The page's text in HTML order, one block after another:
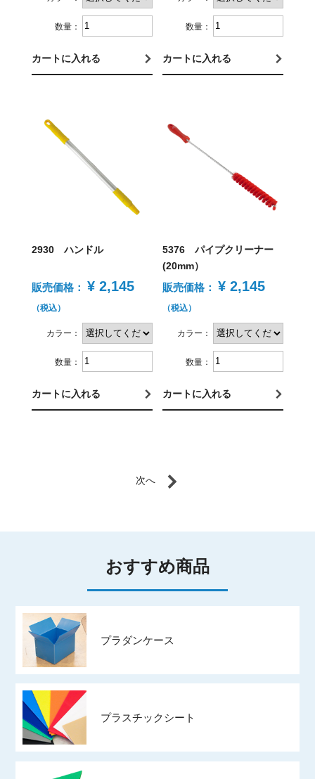
数量：
カートに入れる
数量：
カートに入れる
2930 ハンドル
販売価格： ¥ 2,145
（税込）
カラー：
数量：
カートに入れる
5376 パイプクリーナー
(20mm）
販売価格： ¥ 2,145
（税込）
カラー：
数量：
カートに入れる
おすすめ商品
プラダンケース
プラスチックシート